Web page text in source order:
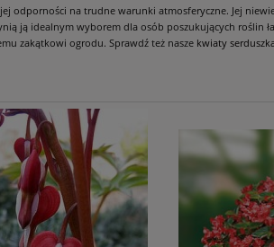
odporności na trudne warunki atmosferyczne. Jej
ją idealnym wyborem dla osób poszukujących roślin
zakątkowi ogrodu. Sprawdź też nasze kwiaty